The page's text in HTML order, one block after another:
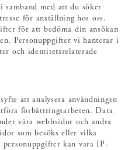
samband med att du söker
för anställning hos oss.
för att bedöma din ansökan
Personuppgifter vi hanterar i
och identitetsrelaterade
att analysera användningen
förbättringsarbeten. Data
våra webbsidor och andra
som besöks eller vilka
kan vara IP-